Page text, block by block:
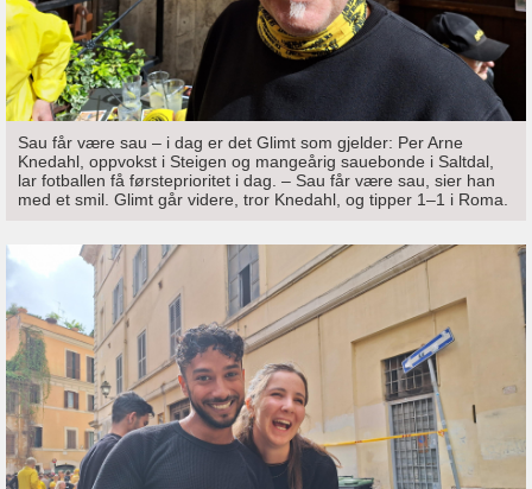
Sau får være sau – i dag er det Glimt som gjelder: Per Arne
Knedahl, oppvokst i Steigen og mangeårig sauebonde i Saltdal,
lar fotballen få førsteprioritet i dag. – Sau får være sau, sier han
med et smil. Glimt går videre, tror Knedahl, og tipper 1–1 i Roma.